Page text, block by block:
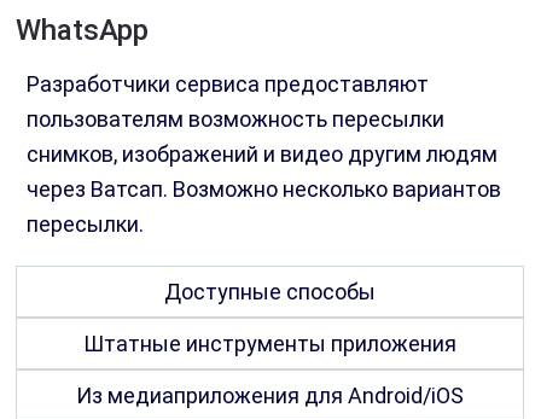
WhatsApp
Разработчики сервиса предоставляют
пользователям возможность пересылки
снимков, изображений и видео другим людям
через Ватсап. Возможно несколько вариантов
пересылки.
Доступные способы
Штатные инструменты приложения
Из медиаприложения для Android/iOS